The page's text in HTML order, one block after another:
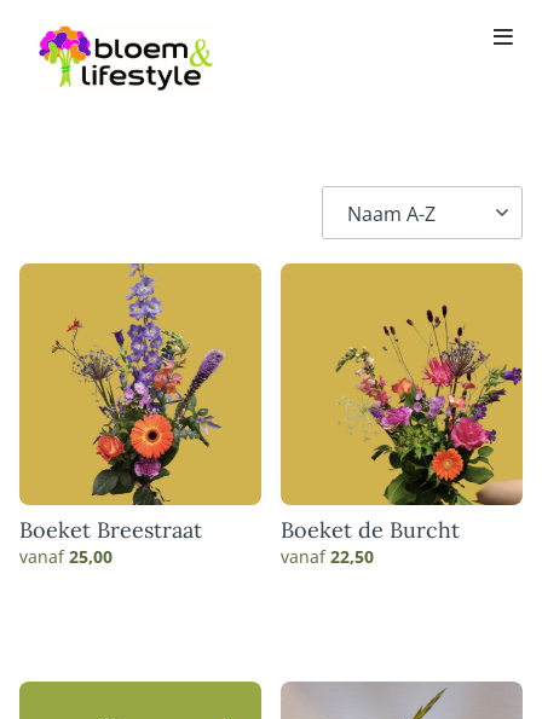
Boeket Breestraat
vanaf25,00
Boeket de Burcht
vanaf22,50